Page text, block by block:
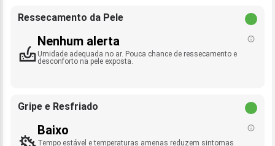
Ressecamento da Pele
Nenhum alerta
Umidade adequada no ar. Pouca chance de ressecamento e
desconforto na pele exposta.
Gripe e Resfriado
Baixo
Tempo estável e temperaturas amenas reduzem sintomas